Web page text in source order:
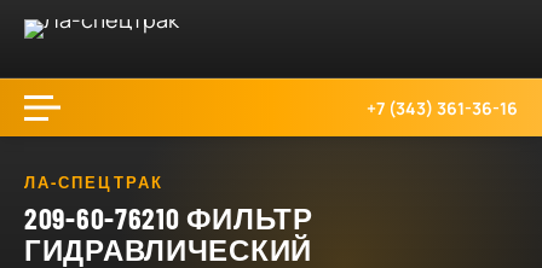
+7 (343) 361-36-16
ЛА-СПЕЦТРАК
209-60-76210 ФИЛЬТР
ГИДРАВЛИЧЕСКИЙ